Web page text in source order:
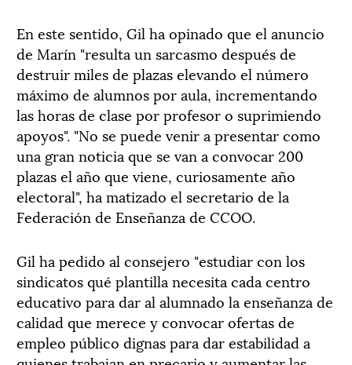
En este sentido, Gil ha opinado que el anuncio
de Marín "resulta un sarcasmo después de
destruir miles de plazas elevando el número
máximo de alumnos por aula, incrementando
las horas de clase por profesor o suprimiendo
apoyos". "No se puede venir a presentar como
una gran noticia que se van a convocar 200
plazas el año que viene, curiosamente año
electoral", ha matizado el secretario de la
Federación de Enseñanza de CCOO.
Gil ha pedido al consejero "estudiar con los
sindicatos qué plantilla necesita cada centro
educativo para dar al alumnado la enseñanza de
calidad que merece y convocar ofertas de
empleo público dignas para dar estabilidad a